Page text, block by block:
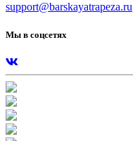
support@barskayatrapeza.ru
Мы в соцсетях